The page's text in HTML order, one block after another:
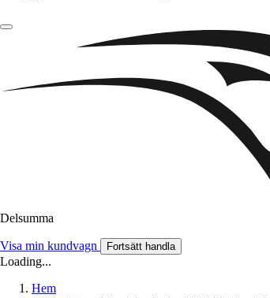
Delsumma
Visa min kundvagn Fortsätt handla
Loading...
Hem